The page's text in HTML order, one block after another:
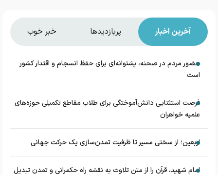
آخرین اخبار پربازدیدها خبر خوب
حضور مردم در صحنه، پشتوانه‌ای برای حفظ انسجام و اقتدار کشور
است
فرصت استثنایی دانش‌آموختگی برای طلاب مقاطع تکمیلی حوزه‌های
علمیه خواهران
اربعین؛ از سختی مسیر تا ظرفیت تمدن‌سازی یک حرکت جهانی
امام شهید، قرآن را از متن تلاوت به نقشه راه حکمرانی و تمدن تبدیل